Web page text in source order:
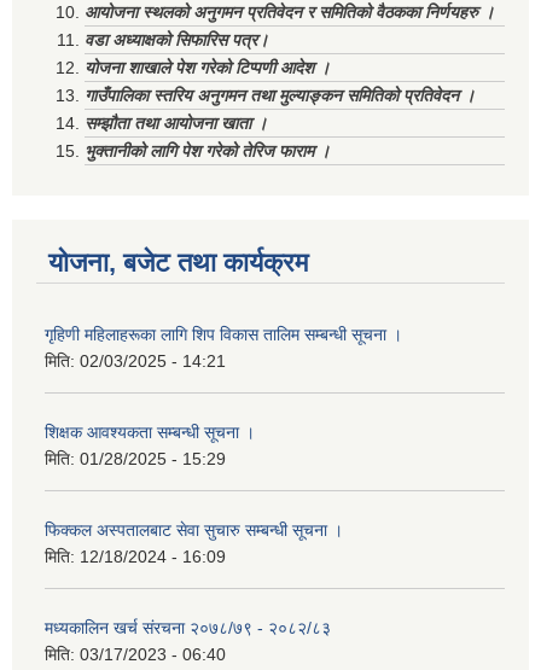
आयोजना स्थलको अनुगमन प्रतिवेदन र समितिको वैठकका निर्णयहरु ।
वडा अध्याक्षको सिफारिस पत्र।
योजना शाखाले पेश गरेको टिप्पणी आदेश ।
गाउँपालिका स्तरिय अनुगमन तथा मुल्याङ्कन समितिको प्रतिवेदन ।
सम्झौता तथा आयोजना खाता ।
भुक्तानीको लागि पेश गरेको तेरिज फाराम ।
योजना, बजेट तथा कार्यक्रम
गृहिणी महिलाहरूका लागि शिप विकास तालिम सम्बन्धी सूचना ‌।
मिति: 02/03/2025 - 14:21
शिक्षक आवश्यकता सम्बन्धी सूचना ।
मिति: 01/28/2025 - 15:29
फिक्कल अस्पतालबाट सेवा सुचारु सम्बन्धी सूचना ।
मिति: 12/18/2024 - 16:09
मध्यकालिन खर्च संरचना २०७८/७९ - २०८२/८३
मिति: 03/17/2023 - 06:40